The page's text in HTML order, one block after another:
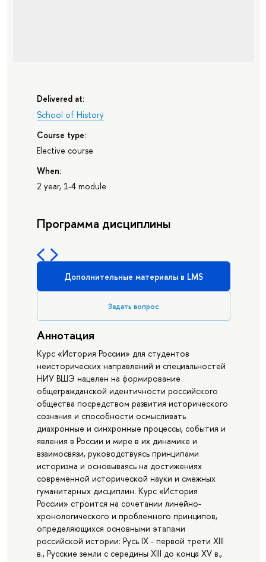
Delivered at:
School of History
Course type:
Elective course
When:
2 year, 1-4 module
Программа дисциплины
Дополнительные материалы в LMS
Задать вопрос
Аннотация
Курс «История России» для студентов
неисторических направлений и специальностей
НИУ ВШЭ нацелен на формирование
общегражданской идентичности российского
общества посредством развития исторического
сознания и способности осмысливать
диахронные и синхронные процессы, события и
явления в России и мире в их динамике и
взаимосвязи, руководствуясь принципами
историзма и основываясь на достижениях
современной исторической науки и смежных
гуманитарных дисциплин. Курс «История
России» строится на сочетании линейно-
хронологического и проблемного принципов,
определяющихся основными этапами
российской истории: Русь IX - первой трети XIII
в., Русские земли с середины XIII до конца XV в.,